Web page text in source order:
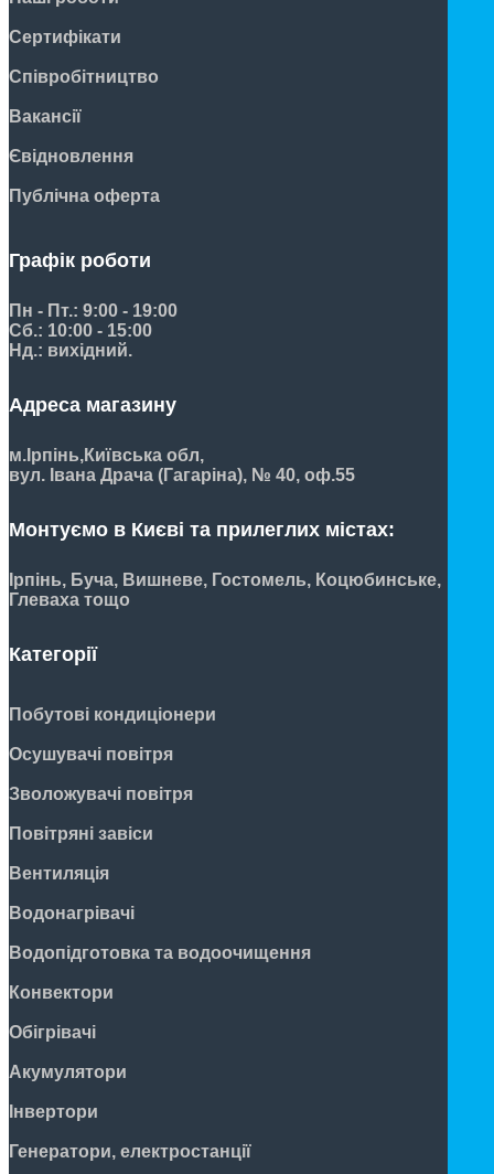
Сертифікати
Співробітництво
Вакансії
Євідновлення
Публічна оферта
Графік роботи
Пн - Пт.: 9:00 - 19:00
Сб.: 10:00 - 15:00
Нд.: вихідний.
Адреса магазину
м.Ірпінь,Київська обл,
вул. Івана Драча (Гагаріна), № 40, оф.55
Монтуємо в Києві та прилеглих містах:
Ірпінь, Буча, Вишневе, Гостомель, Коцюбинське,
Глеваха тощо
Категорії
Побутові кондиціонери
Осушувачі повітря
Зволожувачі повітря
Повітряні завіси
Вентиляція
Водонагрівачі
Водопідготовка та водоочищення
Конвектори
Обігрівачі
Акумулятори
Інвертори
Генератори, електростанції